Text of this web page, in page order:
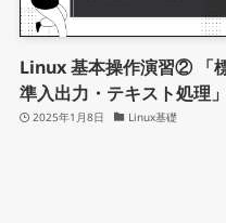
Linux 基本操作演習② 「
準入出力・テキスト処理」
2025年1月8日 Linux基礎